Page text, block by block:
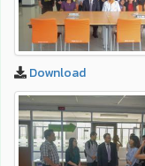
Download